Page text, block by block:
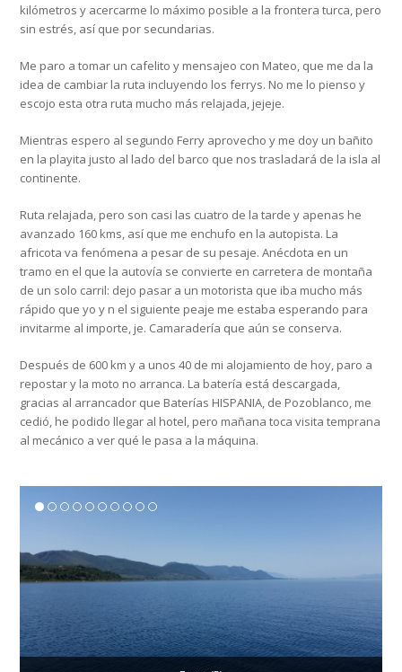
kilómetros y acercarme lo máximo posible a la frontera turca, pero
sin estrés, así que por secundarias.
Me paro a tomar un cafelito y mensajeo con Mateo, que me da la
idea de cambiar la ruta incluyendo los ferrys. No me lo pienso y
escojo esta otra ruta mucho más relajada, jejeje.
Mientras espero al segundo Ferry aprovecho y me doy un bañito
en la playita justo al lado del barco que nos trasladará de la isla al
continente.
Ruta relajada, pero son casi las cuatro de la tarde y apenas he
avanzado 160 kms, así que me enchufo en la autopista. La
africota va fenómena a pesar de su pesaje. Anécdota en un
tramo en el que la autovía se convierte en carretera de montaña
de un solo carril: dejo pasar a un motorista que iba mucho más
rápido que yo y n el siguiente peaje me estaba esperando para
invitarme al importe, je. Camaradería que aún se conserva.
Después de 600 km y a unos 40 de mi alojamiento de hoy, paro a
repostar y la moto no arranca. La batería está descargada,
gracias al arrancador que Baterías HISPANIA, de Pozoblanco, me
cedió, he podido llegar al hotel, pero mañana toca visita temprana
al mecánico a ver qué le pasa a la máquina.